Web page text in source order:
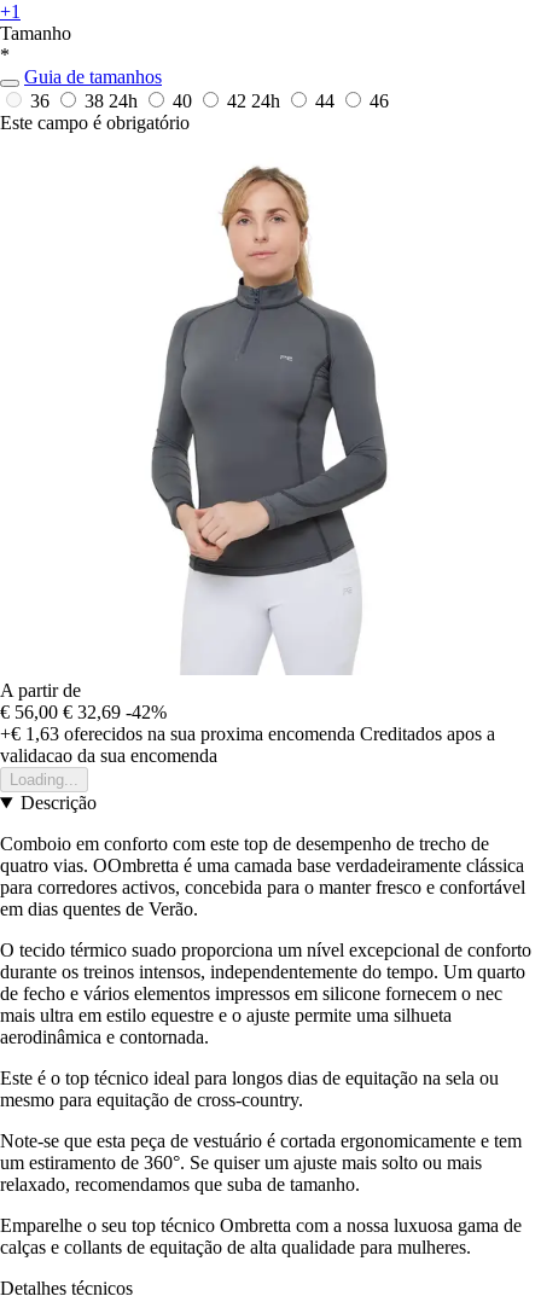
+1
Tamanho
*
Guia de tamanhos
36
38 24h 40 42 24h 44
46
Este campo é obrigatório
A partir de
€ 56,00 € 32,69 -42%
+€ 1,63 oferecidos na sua proxima encomenda Creditados apos a
validacao da sua encomenda
Loading...
Descrição
Comboio em conforto com este top de desempenho de trecho de
quatro vias. OOmbretta é uma camada base verdadeiramente clássica
para corredores activos, concebida para o manter fresco e confortável
em dias quentes de Verão.
O tecido térmico suado proporciona um nível excepcional de conforto
durante os treinos intensos, independentemente do tempo. Um quarto
de fecho e vários elementos impressos em silicone fornecem o nec
mais ultra em estilo equestre e o ajuste permite uma silhueta
aerodinâmica e contornada.
Este é o top técnico ideal para longos dias de equitação na sela ou
mesmo para equitação de cross-country.
Note-se que esta peça de vestuário é cortada ergonomicamente e tem
um estiramento de 360°. Se quiser um ajuste mais solto ou mais
relaxado, recomendamos que suba de tamanho.
Emparelhe o seu top técnico Ombretta com a nossa luxuosa gama de
calças e collants de equitação de alta qualidade para mulheres.
Detalhes técnicos